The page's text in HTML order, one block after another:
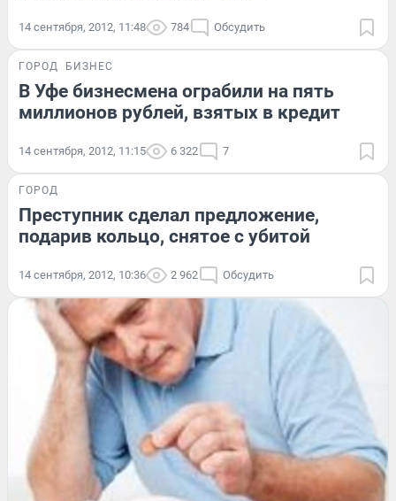
14 сентября, 2012, 11:48 784 Обсудить
ГОРОД БИЗНЕС
В Уфе бизнесмена ограбили на пять
миллионов рублей, взятых в кредит
14 сентября, 2012, 11:15 6 322 7
ГОРОД
Преступник сделал предложение,
подарив кольцо, снятое с убитой
14 сентября, 2012, 10:36 2 962 Обсудить